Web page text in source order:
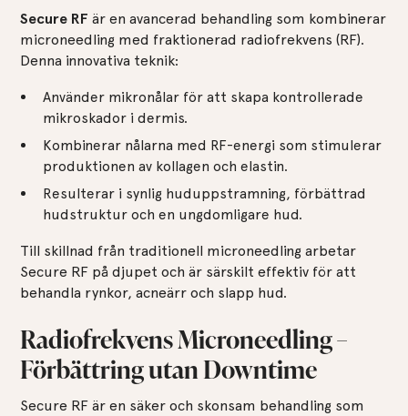
Secure RF är en avancerad behandling som kombinerar
microneedling med fraktionerad radiofrekvens (RF).
Denna innovativa teknik:
Använder mikronålar för att skapa kontrollerade
mikroskador i dermis.
Kombinerar nålarna med RF-energi som stimulerar
produktionen av kollagen och elastin.
Resulterar i synlig huduppstramning, förbättrad
hudstruktur och en ungdomligare hud.
Till skillnad från traditionell microneedling arbetar
Secure RF på djupet och är särskilt effektiv för att
behandla rynkor, acneärr och slapp hud.
Radiofrekvens Microneedling –
Förbättring utan Downtime
Secure RF är en säker och skonsam behandling som